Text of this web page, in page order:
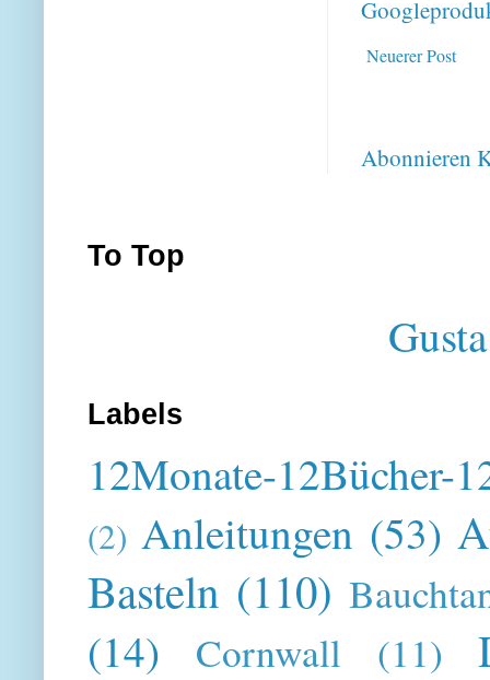
Neuerer Post
Abonnieren
To Top
Labels
12Monate-12Bücher-
(2) Anleitungen (53)
Basteln (110)
(14) Cornwall (11)